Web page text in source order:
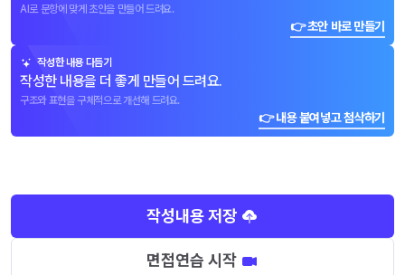
AI로 문항에 맞게 초안을 만들어 드려요.
👉 초안 바로 만들기
작성한 내용 다듬기
작성한 내용을 더 좋게 만들어 드려요.
구조와 표현을 구체적으로 개선해 드려요.
👉 내용 붙여넣고 첨삭하기
작성내용 저장
면접연습 시작